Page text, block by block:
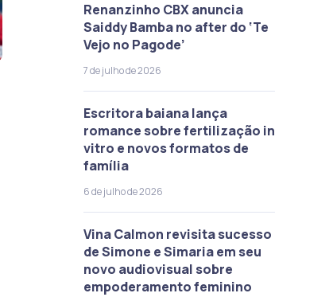
Renanzinho CBX anuncia
Saiddy Bamba no after do ‘Te
Vejo no Pagode’
7 de julho de 2026
Escritora baiana lança
romance sobre fertilização in
vitro e novos formatos de
família
6 de julho de 2026
Vina Calmon revisita sucesso
de Simone e Simaria em seu
novo audiovisual sobre
empoderamento feminino